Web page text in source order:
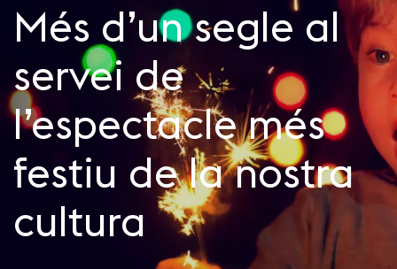
Més d’un segle al
servei de
l’espectacle més
festiu de la nostra
cultura